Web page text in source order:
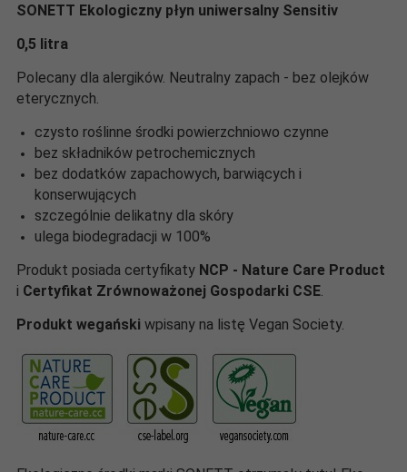
SONETT Ekologiczny płyn uniwersalny Sensitiv
0,5 litra
Polecany dla alergików. Neutralny zapach - bez olejków
eterycznych.
czysto roślinne środki powierzchniowo czynne
bez składników petrochemicznych
bez dodatków zapachowych, barwiących i
konserwujących
szczególnie delikatny dla skóry
ulega biodegradacji w 100%
Produkt posiada certyfikaty NCP - Nature Care Product
i Certyfikat Zrównoważonej Gospodarki CSE.
Produkt wegański wpisany na listę Vegan Society.